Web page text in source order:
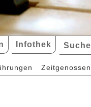
Infothek Suche
Zeitgenossen